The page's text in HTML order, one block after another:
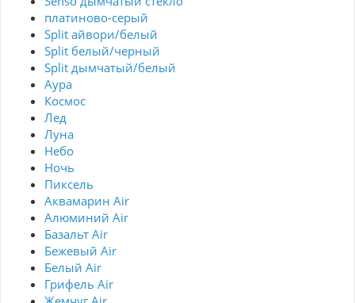
платиново-серый
Split айвори/белый
Split белый/черный
Split дымчатый/белый
Аура
Космос
Лед
Луна
Небо
Ночь
Пиксель
Аквамарин Air
Алюминий Air
Базальт Air
Бежевый Air
Белый Air
Грифель Air